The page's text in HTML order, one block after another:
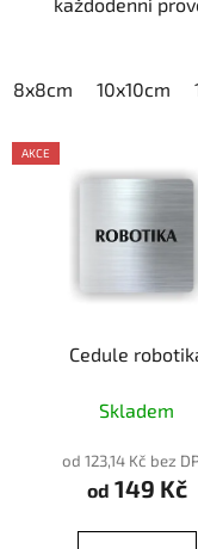
8x8cm 10x10cm
AKCE
Cedule
Skladem
od 123,14 Kč bez
od 149 Kč